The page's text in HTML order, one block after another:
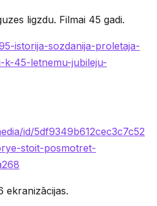
ligzdu. Filmai 45 gadi.
istorija-sozdanija-proletaja-
k-45-letnemu-jubileju-
id/5df9349b612cec3c7c52
stoit-posmotret-
ekranizācijas.